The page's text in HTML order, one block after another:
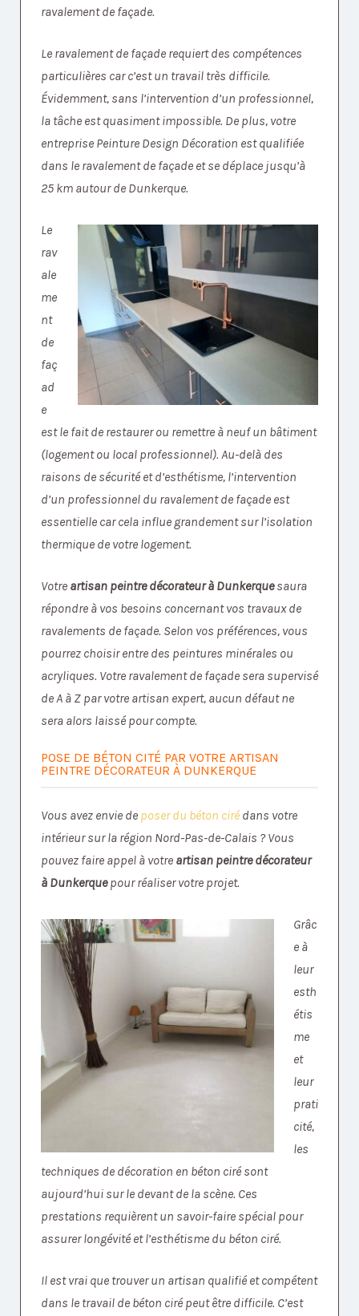
ravalement de façade.
Le ravalement de façade requiert des compétences
particulières car c’est un travail très difficile.
Évidemment, sans l’intervention d’un professionnel,
la tâche est quasiment impossible. De plus, votre
entreprise Peinture Design Décoration est qualifiée
dans le ravalement de façade et se déplace jusqu’à
25 km autour de Dunkerque.
Le
rav
ale
me
nt
de
faç
ad
e
est le fait de restaurer ou remettre à neuf un bâtiment
(logement ou local professionnel). Au-delà des
raisons de sécurité et d’esthétisme, l’intervention
d’un professionnel du ravalement de façade est
essentielle car cela influe grandement sur l’isolation
thermique de votre logement.
Votre artisan peintre décorateur à Dunkerquesaura
répondre à vos besoins concernant vos travaux de
ravalements de façade. Selon vos préférences, vous
pourrez choisir entre des peintures minérales ou
acryliques. Votre ravalement de façade sera supervisé
de A à Z par votre artisan expert, aucun défaut ne
sera alors laissé pour compte.
POSE DE BÉTON CITÉ PAR VOTRE ARTISAN
PEINTRE DÉCORATEUR À DUNKERQUE
Vous avez envie de poser du béton ciré dans votre
intérieur sur la région Nord-Pas-de-Calais ? Vous
pouvez faire appel à votre artisan peintre décorateur
à Dunkerquepour réaliser votre projet.
Grâc
e à
leur
esth
étis
me
et
leur
prati
cité,
les
techniques de décoration en béton ciré sont
aujourd’hui sur le devant de la scène. Ces
prestations requièrent un savoir-faire spécial pour
assurer longévité et l’esthétisme du béton ciré.
Il est vrai que trouver un artisan qualifié et compétent
dans le travail de béton ciré peut être difficile. C’est